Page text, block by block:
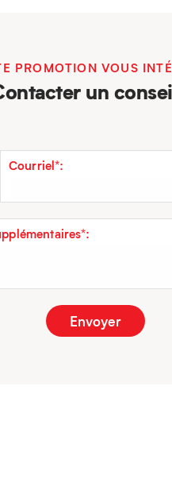
PROMOTION VOUS
un
Courriel*: